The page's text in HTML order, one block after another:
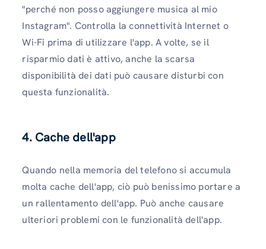
"perché non posso aggiungere musica al mio
Instagram". Controlla la connettività Internet o
Wi-Fi prima di utilizzare l'app. A volte, se il
risparmio dati è attivo, anche la scarsa
disponibilità dei dati può causare disturbi con
questa funzionalità.
4. Cache dell'app
Quando nella memoria del telefono si accumula
molta cache dell'app, ciò può benissimo portare a
un rallentamento dell'app. Può anche causare
ulteriori problemi con le funzionalità dell'app.